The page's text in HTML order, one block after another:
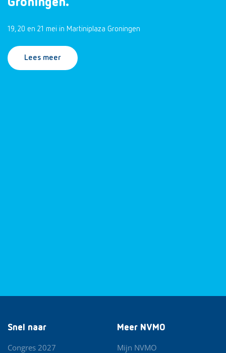
Groningen.
19, 20 en 21 mei in Martiniplaza Groningen
Lees meer
Snel naar
Congres 2027
Meer NVMO
Mijn NVMO